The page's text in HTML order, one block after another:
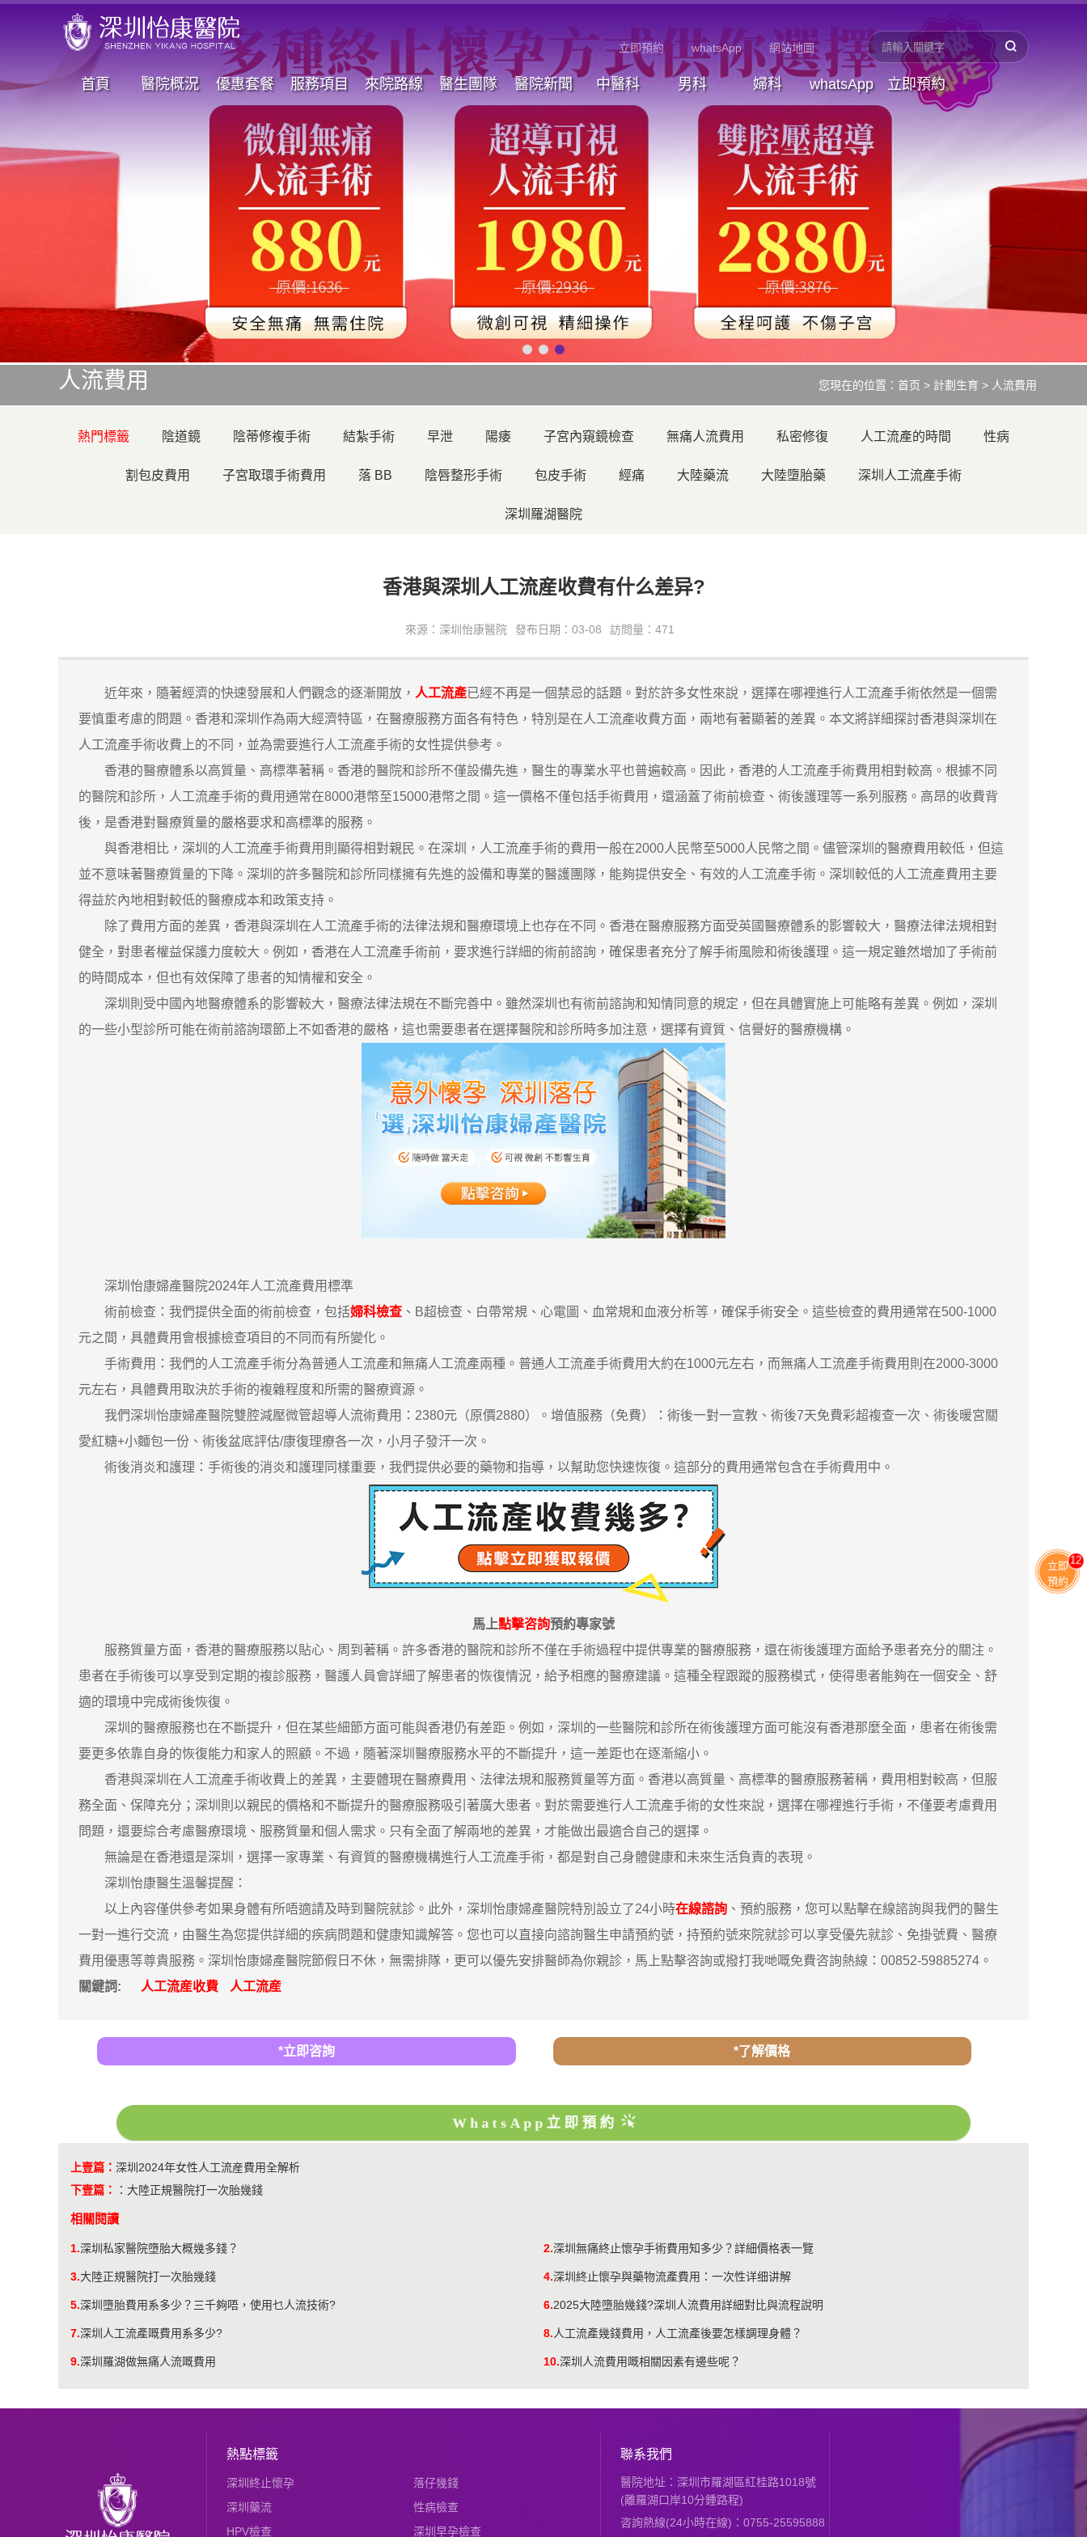
立即預約 whatsApp 網站地圖
首頁 醫院概況 優惠套餐 服務項目 來院路線 醫生團隊 醫院新聞 中醫科 男科 婦科 whatsApp 立即預約
人流費用 您現在的位置： 首页 > 計劃生育 > 人流費用
熱門標籤 陰道鏡 陰蒂修複手術 結紮手術 早泄 陽痿 子宮內窺鏡檢查 無痛人流費用 私密修復 人工流產的時間 性病
割包皮費用 子宮取環手術費用 落 BB 陰唇整形手術 包皮手術 經痛 大陸藥流 大陸墮胎藥 深圳人工流產手術
深圳羅湖醫院
香港與深圳人工流産收費有什么差异?
來源：深圳怡康醫院 發布日期：03-08 訪問量：471
近年來，隨著經濟的快速發展和人們觀念的逐漸開放， 人工流產已經不再是一個禁忌的話題。對於許多女性來說，選擇在哪裡進行人工流產手術依然是一個需
要慎重考慮的問題。香港和深圳作為兩大經濟特區，在醫療服務方面各有特色，特別是在人工流產收費方面，兩地有著顯著的差異。本文將詳細探討香港與深圳在
人工流產手術收費上的不同，並為需要進行人工流產手術的女性提供參考。
香港的醫療體系以高質量、高標準著稱。香港的醫院和診所不僅設備先進，醫生的專業水平也普遍較高。因此，香港的人工流產手術費用相對較高。根據不同
的醫院和診所，人工流產手術的費用通常在8000港幣至15000港幣之間。這一價格不僅包括手術費用，還涵蓋了術前檢查、術後護理等一系列服務。高昂的收費背
後，是香港對醫療質量的嚴格要求和高標準的服務。
與香港相比，深圳的人工流產手術費用則顯得相對親民。在深圳，人工流產手術的費用一般在2000人民幣至5000人民幣之間。儘管深圳的醫療費用較低，但這
並不意味著醫療質量的下降。深圳的許多醫院和診所同樣擁有先進的設備和專業的醫護團隊，能夠提供安全、有效的人工流產手術。深圳較低的人工流產費用主要
得益於內地相對較低的醫療成本和政策支持。
除了費用方面的差異，香港與深圳在人工流產手術的法律法規和醫療環境上也存在不同。香港在醫療服務方面受英國醫療體系的影響較大，醫療法律法規相對
健全，對患者權益保護力度較大。例如，香港在人工流產手術前，要求進行詳細的術前諮詢，確保患者充分了解手術風險和術後護理。這一規定雖然增加了手術前
的時間成本，但也有效保障了患者的知情權和安全。
深圳則受中國內地醫療體系的影響較大，醫療法律法規在不斷完善中。雖然深圳也有術前諮詢和知情同意的規定，但在具體實施上可能略有差異。例如，深圳
的一些小型診所可能在術前諮詢環節上不如香港的嚴格，這也需要患者在選擇醫院和診所時多加注意，選擇有資質、信譽好的醫療機構。
深圳怡康婦產醫院2024年人工流產費用標準
術前檢查：我們提供全面的術前檢查，包括婦科檢查 、B超檢查、白帶常規、心電圖、血常規和血液分析等，確保手術安全。這些檢查的費用通常在500-1000
元之間，具體費用會根據檢查項目的不同而有所變化。
手術費用：我們的人工流產手術分為普通人工流產和無痛人工流產兩種。普通人工流產手術費用大約在1000元左右，而無痛人工流產手術費用則在2000-3000
元左右，具體費用取決於手術的複雜程度和所需的醫療資源。
我們深圳怡康婦產醫院雙腔減壓微管超導人流術費用：2380元（原價2880）。增值服務（免費）：術後一對一宣教、術後7天免費彩超複查一次、術後暖宮關
愛紅糖+小麵包一份、術後盆底評估/康復理療各一次，小月子發汗一次。
術後消炎和護理：手術後的消炎和護理同樣重要，我們提供必要的藥物和指導，以幫助您快速恢復。這部分的費用通常包含在手術費用中。
馬上點擊咨詢預約專家號
服務質量方面，香港的醫療服務以貼心、周到著稱。許多香港的醫院和診所不僅在手術過程中提供專業的醫療服務，還在術後護理方面給予患者充分的關注。
患者在手術後可以享受到定期的複診服務，醫護人員會詳細了解患者的恢復情況，給予相應的醫療建議。這種全程跟蹤的服務模式，使得患者能夠在一個安全、舒
適的環境中完成術後恢復。
深圳的醫療服務也在不斷提升，但在某些細節方面可能與香港仍有差距。例如，深圳的一些醫院和診所在術後護理方面可能沒有香港那麼全面，患者在術後需
要更多依靠自身的恢復能力和家人的照顧。不過，隨著深圳醫療服務水平的不斷提升，這一差距也在逐漸縮小。
香港與深圳在人工流產手術收費上的差異，主要體現在醫療費用、法律法規和服務質量等方面。香港以高質量、高標準的醫療服務著稱，費用相對較高，但服
務全面、保障充分；深圳則以親民的價格和不斷提升的醫療服務吸引著廣大患者。對於需要進行人工流產手術的女性來說，選擇在哪裡進行手術，不僅要考慮費用
問題，還要綜合考慮醫療環境、服務質量和個人需求。只有全面了解兩地的差異，才能做出最適合自己的選擇。
無論是在香港還是深圳，選擇一家專業、有資質的醫療機構進行人工流產手術，都是對自己身體健康和未來生活負責的表現。
深圳怡康醫生溫馨提醒：
以上內容僅供參考如果身體有所唔適請及時到醫院就診。此外，深圳怡康婦產醫院特別設立了24小時在線諮詢 、預約服務，您可以點擊在線諮詢與我們的醫生
一對一進行交流，由醫生為您提供詳細的疾病問題和健康知識解答。您也可以直接向諮詢醫生申請預約號，持預約號來院就診可以享受優先就診、免掛號費、醫療
費用優惠等尊貴服務。深圳怡康婦產醫院節假日不休，無需排隊，更可以優先安排醫師為你親診，馬上點擊咨詢或撥打我哋嘅免費咨詢熱線：00852-59885274。
關鍵詞:
人工流産收費 人工流産
*立即咨詢 *了解價格
WhatsApp立即預約
上壹篇： 深圳2024年女性人工流産費用全解析
下壹篇：
： 大陸正規醫院打一次胎幾錢
相關閱讀
1.​深圳私家醫院墮胎大概幾多錢？ 2.深圳無痛終止懷孕手術費用知多少？詳細價格表一覽
3.大陸正規醫院打一次胎幾錢 4.深圳終止懷孕與藥物流產費用：一次性详细讲解
5.深圳墮胎費用系多少？三千夠唔，使用乜人流技術? 6.2025大陸墮胎幾錢?深圳人流費用詳細對比與流程說明
7.深圳人工流產嘅費用系多少? 8.人工流產幾錢費用，人工流產後要怎樣調理身體？
9.深圳羅湖做無痛人流嘅費用 10.深圳人流費用嘅相關因素有邊些呢？
熱點標籤
深圳終止懷孕
落仔幾錢
深圳藥流
性病檢查
HPV檢查
深圳早孕檢查
聯系我們
醫院地址：深圳市羅湖區紅桂路1018號
(離羅湖口岸10分鍾路程)
咨詢熱線(24小時在線)：0755-25595888
立即
預約
11